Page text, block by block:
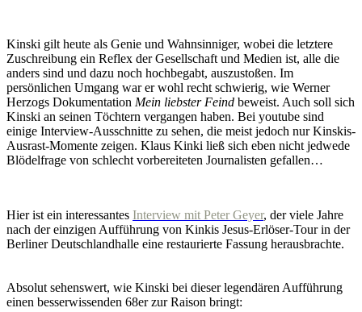
Kinski gilt heute als Genie und Wahnsinniger, wobei die letztere
Zuschreibung ein Reflex der Gesellschaft und Medien ist, alle die
anders sind und dazu noch hochbegabt, auszustoßen. Im
persönlichen Umgang war er wohl recht schwierig, wie Werner
Herzogs Dokumentation Mein liebster Feind beweist. Auch soll sich
Kinski an seinen Töchtern vergangen haben. Bei youtube sind
einige Interview-Ausschnitte zu sehen, die meist jedoch nur Kinskis-
Ausrast-Momente zeigen. Klaus Kinki ließ sich eben nicht jedwede
Blödelfrage von schlecht vorbereiteten Journalisten gefallen…
Hier ist ein interessantes Interview mit Peter Geyer, der viele Jahre
nach der einzigen Aufführung von Kinkis Jesus-Erlöser-Tour in der
Berliner Deutschlandhalle eine restaurierte Fassung herausbrachte.
Absolut sehenswert, wie Kinski bei dieser legendären Aufführung
einen besserwissenden 68er zur Raison bringt: